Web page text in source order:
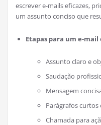
escrever e-mails eficazes,
um assunto conciso que
Etapas para um e-mail
Assunto claro e
Saudação
Mensagem
Parágrafos
Chamada para